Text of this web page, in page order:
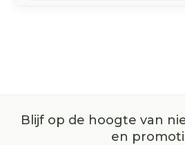
Blijf op de hoogte van
en